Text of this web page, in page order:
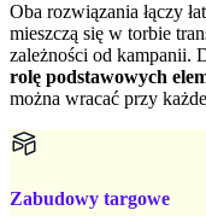
Oba rozwiązania łączy
mieszczą się w torbie
zależności od kampanii.
rolę podstawowych
można wracać przy
Zabudowy targowe